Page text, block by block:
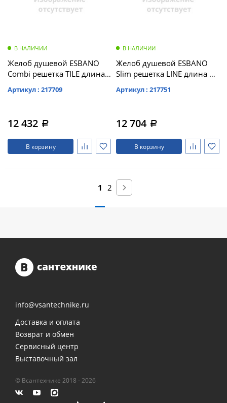
В НАЛИЧИИ
Желоб душевой ESBANO
Combi решетка TILE длина
TILE-80MC)
Артикул : 217709
12 432 a
В корзину
В НАЛИЧИИ
Желоб душевой ESBANO
Slim решетка LINE длина 60
LINE-60MB)
Артикул : 217751
12 704 a
В корзину
1 2
info@vsantechnike.ru
Доставка и оплата
Возврат и обмен
Сервисный центр
Выставочный зал
© Всантехнике 2018 - 2026